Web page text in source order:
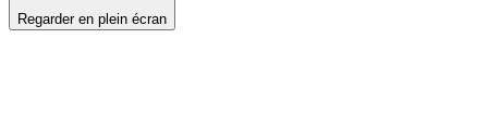
Regarder en plein écran